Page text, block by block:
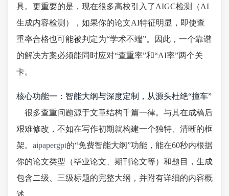
具。更重要的是，现在很多高校引入了AIGC检测（AI
生成内容检测），如果你的论文AI特征明显，即使查
重率合格也可能被判定为“学术不端”。因此，一个靠谱
的解决方案必须能同时应对“查重率”和“AI率”两个关
卡。
核心功能一：智能大纲与深度定制，从源头杜绝“撞车”
很多查重问题源于文章结构千篇一律。与其在成稿后
艰难修改，不如在写作初期就构建一个独特、清晰的框
架。 aipapergpt的“免费智能大纲”功能，能在60秒内根据
你的论文类型（毕业论文、期刊论文等）和题目，生成
包含二级、三级标题的完整大纲，并附有详细的内容概